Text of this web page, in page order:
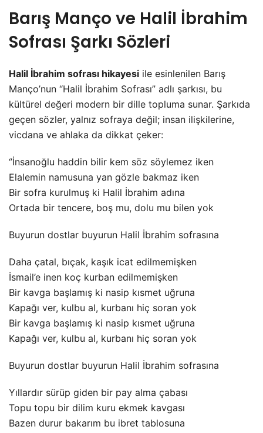
Barış Manço ve Halil İbrahim
Sofrası Şarkı Sözleri
Halil İbrahim sofrası hikayesi ile esinlenilen Barış
Manço’nun “Halil İbrahim Sofrası” adlı şarkısı, bu
kültürel değeri modern bir dille topluma sunar. Şarkıda
geçen sözler, yalnız sofraya değil; insan ilişkilerine,
vicdana ve ahlaka da dikkat çeker:
‘’İnsanoğlu haddin bilir kem söz söylemez iken
Elalemin namusuna yan gözle bakmaz iken
Bir sofra kurulmuş ki Halil İbrahim adına
Ortada bir tencere, boş mu, dolu mu bilen yok
Buyurun dostlar buyurun Halil İbrahim sofrasına
Daha çatal, bıçak, kaşık icat edilmemişken
İsmail’e inen koç kurban edilmemişken
Bir kavga başlamış ki nasip kısmet uğruna
Kapağı ver, kulbu al, kurbanı hiç soran yok
Bir kavga başlamış ki nasip kısmet uğruna
Kapağı ver, kulbu al, kurbanı hiç soran yok
Buyurun dostlar buyurun Halil İbrahim sofrasına
Yıllardır sürüp giden bir pay alma çabası
Topu topu bir dilim kuru ekmek kavgası
Bazen durur bakarım bu ibret tablosuna